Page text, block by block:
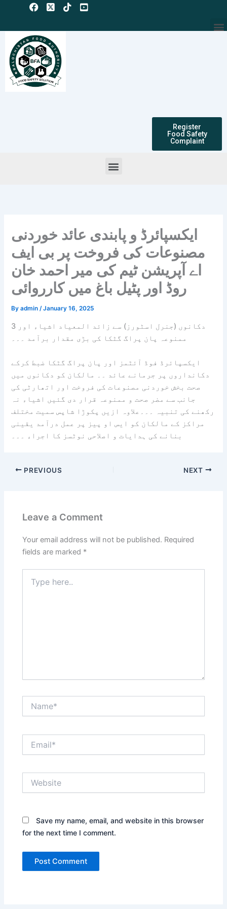
content
Register
Food Safety
Complaint
Menu
ایکسپائرڈ و پابندی عائد خوردنی
مصنوعات کی فروخت پر بی ایف
اے آپریشن ٹیم کی میر احمد خان
روڈ اور پٹیل باغ میں کارروائی
Byadmin /January 16, 2025
3 دکانوں (جنرل اسٹورز) سے زائد المعیاد اشیاء اور
ممنوعہ پان پراگ گٹکا کی بڑی مقدار برآمد ۔۔۔
ایکسپائرڈ فوڈ آئٹمز اور پان پراگ گٹکا ضبط کرکے
دکانداروں پر جرمانے عائد ۔۔ مالکان کو دکانوں میں
صحت بخش خوردنی مصنوعات کی فروخت اور اتھارٹی کی
جانب سے مضر صحت و ممنوعہ قرار دی گئیں اشیاء نہ
رکھنے کی تنبیہ ۔۔۔علاوہ ازیں پکوڑا شاپس سمیت مختلف
مراکز کے مالکان کو ایس او پیز پر عمل درآمد یقینی
بنانے کی ہدایات و اصلاحی نوٹسز کا اجراء ۔۔۔
PREVIOUS NEXT
Leave a Comment
Your email address will not be published. Required
fields are marked *
here..
Save my name, email, and website in this browser
for the next time I comment.